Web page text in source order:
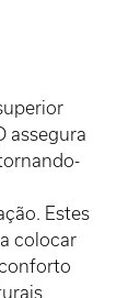
assegura
Estes
colocar